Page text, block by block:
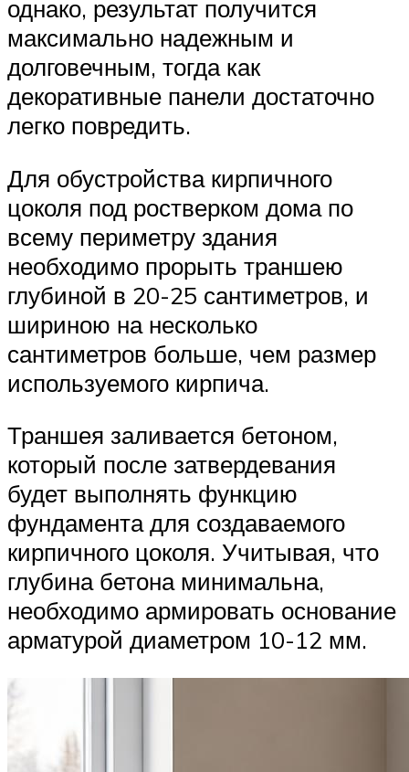
однако, результат получится
максимально надежным и
долговечным, тогда как
декоративные панели достаточно
легко повредить.
Для обустройства кирпичного
цоколя под ростверком дома по
всему периметру здания
необходимо прорыть траншею
глубиной в 20-25 сантиметров, и
шириною на несколько
сантиметров больше, чем размер
используемого кирпича.
Траншея заливается бетоном,
который после затвердевания
будет выполнять функцию
фундамента для создаваемого
кирпичного цоколя. Учитывая, что
глубина бетона минимальна,
необходимо армировать основание
арматурой диаметром 10-12 мм.